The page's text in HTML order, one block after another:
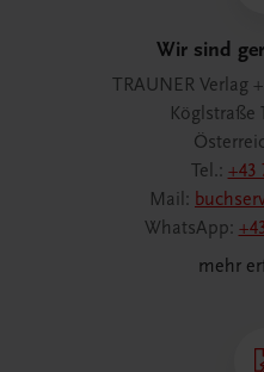
Wir sind
TRAUNER Verlag
Köglstraße
Tel.: +43
Mail:
WhatsApp:
mehr